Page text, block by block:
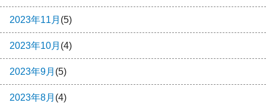
2023年11月 (5)
2023年10月 (4)
2023年9月 (5)
2023年8月 (4)